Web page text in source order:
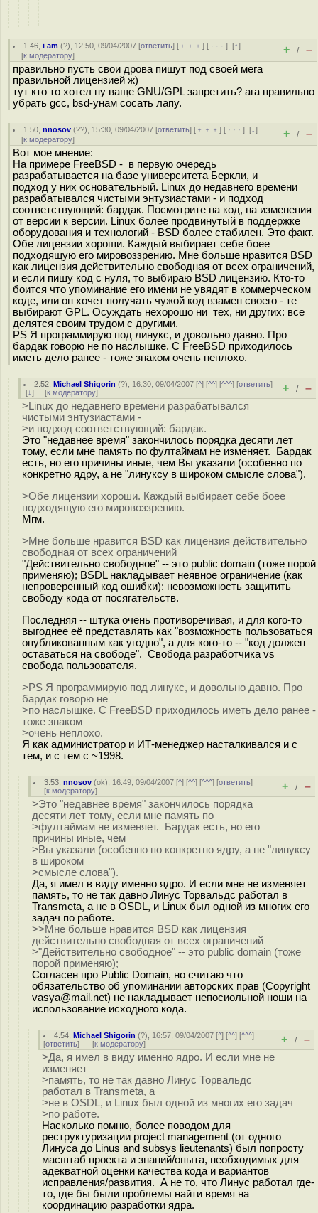
1.46 ,i am (?), 12:50, 09/04/2007 [ответить] [ ﹢﹢﹢] [ · · ·][↑]
[к модератору] + / –
правильно пусть свои дрова пишут под своей мега
правильной лицензией ж)
тут кто то хотел ну ваще GNU/GPL запретить? ага правильно
убрать gcc, bsd-унам сосать лапу.
1.50 ,nnosov (??), 15:30, 09/04/2007 [ответить] [ ﹢﹢﹢] [ · · ·][↓]
[к модератору] + / –
Вот мое мнение:
На примере FreeBSD - в первую очередь
разрабатывается на базе университета Беркли, и
подход у них основательный. Linux до недавнего времени
разрабатывался чистыми энтузиастами - и подход
соответствующий: бардак. Посмотрите на код, на изменения
от версии к версии. Linux более продвинутый в поддержке
оборудования и технологий - BSD более стабилен. Это факт.
Обе лицензии хороши. Каждый выбирает себе боее
подходящую его мировоззрению. Мне больше нравится BSD
как лицензия действительно свободная от всех ограничений,
и если пишу код с нуля, то выбираю BSD лицензию. Кто-то
боится что упоминание его имени не увядят в коммерческом
коде, или он хочет получать чужой код взамен своего - те
выбирают GPL. Осуждать нехорошо ни тех, ни других: все
делятся своим трудом с другими.
PS Я программирую под линукс, и довольно давно. Про
бардак говорю не по наслышке. С FreeBSD приходилось
иметь дело ранее - тоже знаком очень неплохо.
2.52 ,Michael Shigorin (?), 16:30, 09/04/2007 [^] [^^] [^^^] [ответить]
[↓] [к модератору] + / –
>Linux до недавнего времени разрабатывался
чистыми энтузиастами -
>и подход соответствующий: бардак.
Это "недавнее время" закончилось порядка десяти лет
тому, если мне память по фултаймам не изменяет. Бардак
есть, но его причины иные, чем Вы указали (особенно по
конкретно ядру, а не "линуксу в широком смысле слова").
>Обе лицензии хороши. Каждый выбирает себе боее
подходящую его мировоззрению.
Мгм.
>Мне больше нравится BSD как лицензия действительно
свободная от всех ограничений
"Действительно свободное" -- это public domain (тоже порой
применяю); BSDL накладывает неявное ограничение (как
непроверенный код ошибки): невозможность защитить
свободу кода от посягательств.
Последняя -- штука очень противоречивая, и для кого-то
выгоднее её представлять как "возможность пользоваться
опубликованным как угодно", а для кого-то -- "код должен
оставаться на свободе". Свобода разработчика vs
свобода пользователя.
>PS Я программирую под линукс, и довольно давно. Про
бардак говорю не
>по наслышке. С FreeBSD приходилось иметь дело ранее -
тоже знаком
>очень неплохо.
Я как администратор и ИТ-менеджер насталкивался и с
тем, и с тем с ~1998.
3.53 ,nnosov (ok), 16:49, 09/04/2007 [^] [^^] [^^^] [ответить]
[к модератору] + / –
>Это "недавнее время" закончилось порядка
десяти лет тому, если мне память по
>фултаймам не изменяет. Бардак есть, но его
причины иные, чем
>Вы указали (особенно по конкретно ядру, а не "линуксу
в широком
>смысле слова").
Да, я имел в виду именно ядро. И если мне не изменяет
память, то не так давно Линус Торвальдс работал в
Transmeta, а не в OSDL, и Linux был одной из многих его
задач по работе.
>>Мне больше нравится BSD как лицензия
действительно свободная от всех ограничений
>"Действительно свободное" -- это public domain (тоже
порой применяю);
Согласен про Public Domain, но считаю что
обязательство об упоминании авторских прав (Copyright
vasya@mail.net) не накладывает непосиольной ноши на
использование исходного кода.
4.54 ,Michael Shigorin (?), 16:57, 09/04/2007 [^] [^^] [^^^]
[ответить] [к модератору] + / –
>Да, я имел в виду именно ядро. И если мне не
изменяет
>память, то не так давно Линус Торвальдс
работал в Transmeta, а
>не в OSDL, и Linux был одной из многих его задач
>по работе.
Насколько помню, более поводом для
реструктуризации project management (от одного
Линуса до Linus and subsys lieutenants) был попросту
масштаб проекта и знаний/опыта, необходимых для
адекватной оценки качества кода и вариантов
исправления/развития. А не то, что Линус работал где-
то, где бы были проблемы найти время на
координацию разработки ядра.